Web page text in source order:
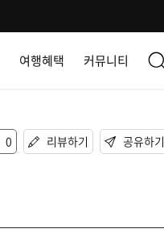
여행혜택 커뮤니티
0 리뷰하기 공유하기